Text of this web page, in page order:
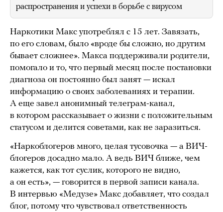
распространения и успехи в борьбе с вирусом
Наркотики Макс употреблял с 15 лет. Завязать,
по его словам, было «вроде бы сложно, но другим
бывает сложнее». Макса поддерживали родители,
помогало и то, что первый месяц после постановки
диагноза он постоянно был занят — искал
информацию о своих заболеваниях и терапии.
А еще завел анонимный телеграм-канал,
в котором рассказывает о жизни с положительным
статусом и делится советами, как не заразиться.
«Наркоблогеров много, целая тусовочка — а ВИЧ-
блогеров досадно мало. А ведь ВИЧ ближе, чем
кажется, как тот суслик, которого не видно,
а он есть», — говорится в первой записи канала.
В интервью «Медузе» Макс добавляет, что создал
блог, потому что чувствовал ответственность